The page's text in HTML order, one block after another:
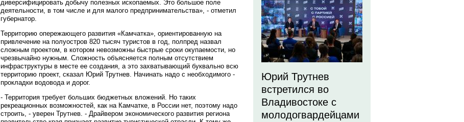
диверсифицировать добычу полезных ископаемых. Это большое поле
деятельности, в том числе и для малого предпринимательства», - отметил
губернатор.
Территорию опережающего развития «Камчатка», ориентированную на
привлечение на полуостров 820 тысяч туристов в год, полпред назвал
сложным проектом, в котором невозможны быстрые сроки окупаемости, но
чрезвычайно нужным. Сложность объясняется полным отсутствием
инфраструктуры в месте ее создания, а это захватывающий буквально всю
территорию проект, сказал Юрий Трутнев. Начинать надо с необходимого -
прокладки водовода и дорог.
- Территория требует больших бюджетных вложений. Но таких
рекреационных возможностей, как на Камчатке, в России нет, поэтому надо
строить, - уверен Трутнев. - Драйвером экономического развития региона
Юрий Трутнев
встретился во
Владивостоке с
молодогвардейцами